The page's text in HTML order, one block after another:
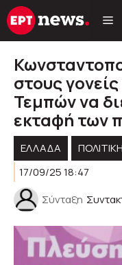
Μετάβαση
σε
στους
Τεμπών να
εκταφή των
ΕΛΛΑΔΑ
ΠΟΛΙΤΙΚΉ
17/09/25 18:47
Σύνταξη